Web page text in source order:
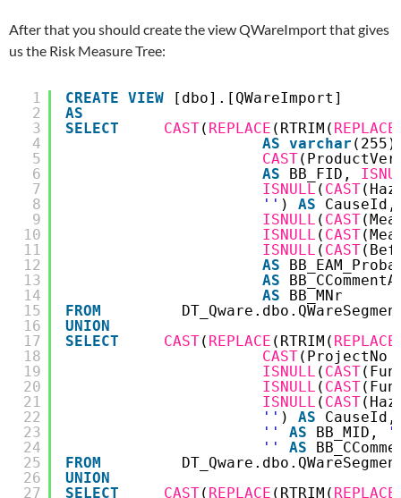
After that you should create the view QWareImport that gives
us the Risk Measure Tree:
1
2
3
4
5
6
7
8
9
10
11
12
13
14
15
16
17
18
19
20
21
22
23
24
25
26
27
CREATE VIEW
[dbo].[QWareImport]
AS
SELECT
CAST( REPLACE (RTRIM( REPLACE
AS varchar
CAST
AS
BB_FID,
ISNULL ( CAST
'' ) AS
ISNULL ( CAST
ISNULL ( CAST
ISNULL ( CAST
AS
AS
AS
BB_MNr
FROM
UNION
SELECT
CAST( REPLACE (RTRIM( REPLACE
CAST(ProjectNo
ISNULL ( CAST
ISNULL ( CAST
ISNULL ( CAST
'' ) AS
''
AS BB_MID,
''
AS
FROM
UNION
SELECT
CAST( REPLACE (RTRIM( REPLACE